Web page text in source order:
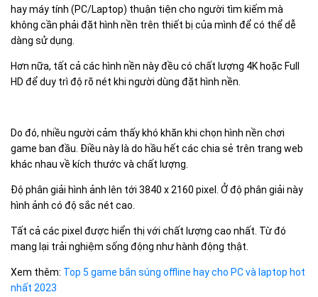
hay máy tính (PC/Laptop) thuận tiện cho người tìm kiếm mà
không cần phải đặt hình nền trên thiết bị của mình để có thể dễ
dàng sử dụng.
Hơn nữa, tất cả các hình nền này đều có chất lượng 4K hoặc Full
HD để duy trì độ rõ nét khi người dùng đặt hình nền.
Do đó, nhiều người cảm thấy khó khăn khi chọn hình nền chơi
game ban đầu. Điều này là do hầu hết các chia sẻ trên trang web
khác nhau về kích thước và chất lượng.
Độ phân giải hình ảnh lên tới 3840 x 2160 pixel. Ở độ phân giải này
hình ảnh có độ sắc nét cao.
Tất cả các pixel được hiển thị với chất lượng cao nhất. Từ đó
mang lại trải nghiệm sống động như hành động thật.
Xem thêm: Top 5 game bắn súng offline hay cho PC và laptop hot
nhất 2023